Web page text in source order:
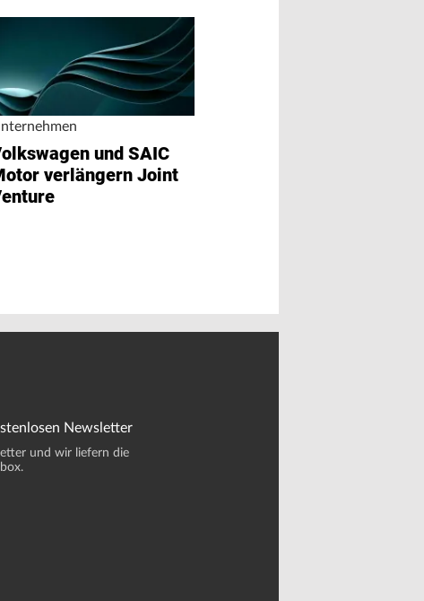
und SAIC
verlängern Joint
Newsletter
und wir liefern die